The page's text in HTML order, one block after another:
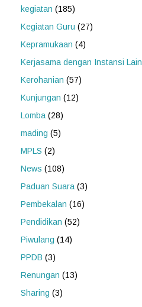
kegiatan (185)
Kegiatan Guru (27)
Kepramukaan (4)
Kerjasama dengan Instansi Lain
Kerohanian (57)
Kunjungan (12)
Lomba (28)
mading (5)
MPLS (2)
News (108)
Paduan Suara (3)
Pembekalan (16)
Pendidikan (52)
Piwulang (14)
PPDB (3)
Renungan (13)
Sharing (3)